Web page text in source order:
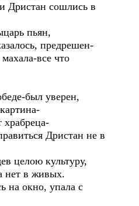
Дристан сошлись в
пьян,
предрешен-
все что
был уверен,
храбреца-
Дристан не в
целою культуру,
нет в живых.
на окно, упала с